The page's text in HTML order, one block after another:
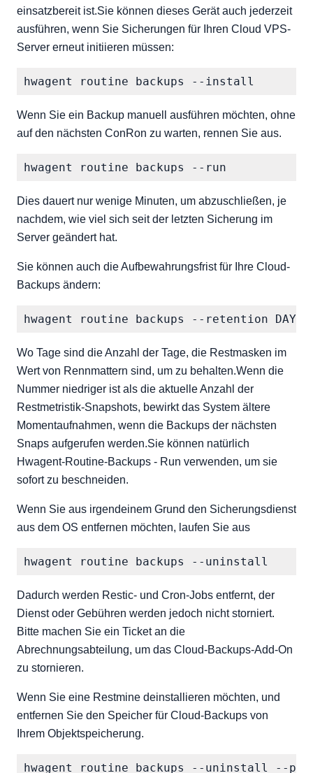
einsatzbereit ist.Sie können dieses Gerät auch jederzeit
ausführen, wenn Sie Sicherungen für Ihren Cloud VPS-
Server erneut initiieren müssen:
Wenn Sie ein Backup manuell ausführen möchten, ohne
auf den nächsten ConRon zu warten, rennen Sie aus.
Dies dauert nur wenige Minuten, um abzuschließen, je
nachdem, wie viel sich seit der letzten Sicherung im
Server geändert hat.
Sie können auch die Aufbewahrungsfrist für Ihre Cloud-
Backups ändern:
Wo Tage sind die Anzahl der Tage, die Restmasken im
Wert von Rennmattern sind, um zu behalten.Wenn die
Nummer niedriger ist als die aktuelle Anzahl der
Restmetristik-Snapshots, bewirkt das System ältere
Momentaufnahmen, wenn die Backups der nächsten
Snaps aufgerufen werden.Sie können natürlich
Hwagent-Routine-Backups - Run verwenden, um sie
sofort zu beschneiden.
Wenn Sie aus irgendeinem Grund den Sicherungsdienst
aus dem OS entfernen möchten, laufen Sie aus
Dadurch werden Restic- und Cron-Jobs entfernt, der
Dienst oder Gebühren werden jedoch nicht storniert.
Bitte machen Sie ein Ticket an die
Abrechnungsabteilung, um das Cloud-Backups-Add-On
zu stornieren.
Wenn Sie eine Restmine deinstallieren möchten, und
entfernen Sie den Speicher für Cloud-Backups von
Ihrem Objektspeicherung.